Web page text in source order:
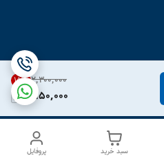
۲٬۳۰۰٬۰۰۰ 15%
1,950,000
پروفایل سبد خرید